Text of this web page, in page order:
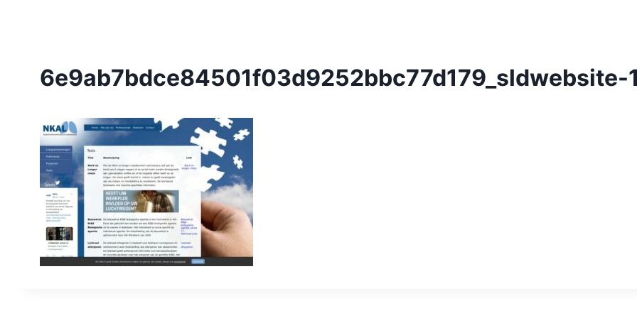
6e9ab7bdce84501f03d9252bbc77d179_sldwebsite-